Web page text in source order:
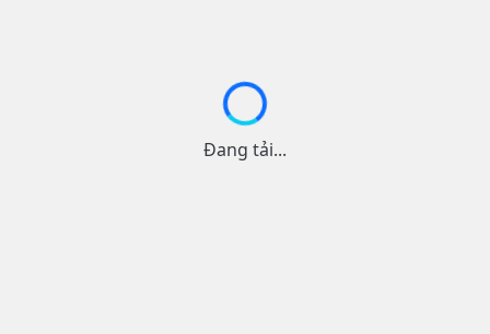
Đang tải...